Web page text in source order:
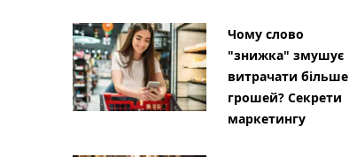
Чому слово
"знижка" змушує
витрачати більше
грошей? Секрети
маркетингу